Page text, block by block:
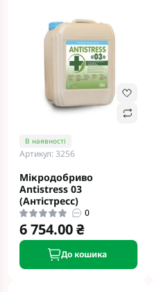
В наявності
Артикул: 3256
Мікродобриво
Antistress 03
(Aнтіcтpecc)
0
6 754.00 ₴
До кошика